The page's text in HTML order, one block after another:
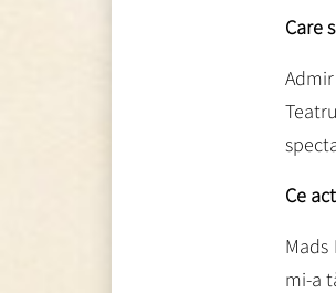
Care
Ce
mi-a